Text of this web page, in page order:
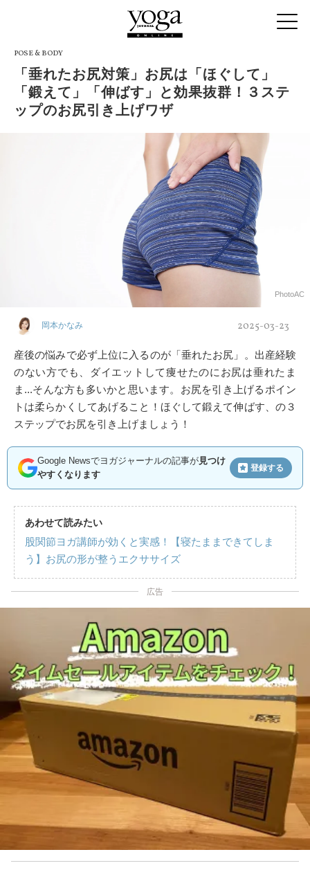
POSE & BODY
「垂れたお尻対策」お尻は「ほぐして」
「鍛えて」「伸ばす」と効果抜群！３ステ
ップのお尻引き上げワザ
PhotoAC
岡本かなみ 2025-03-23
産後の悩みで必ず上位に入るのが「垂れたお尻」。出産経験
のない方でも、ダイエットして痩せたのにお尻は垂れたま
ま...そんな方も多いかと思います。お尻を引き上げるポイン
トは柔らかくしてあげること！ほぐして鍛えて伸ばす、の３
ステップでお尻を引き上げましょう！
Google Newsでヨガジャーナルの記事が見つけ
やすくなります
登録する
あわせて読みたい
股関節ヨガ講師が効くと実感！【寝たままできてしま
う】お尻の形が整うエクササイズ
広告